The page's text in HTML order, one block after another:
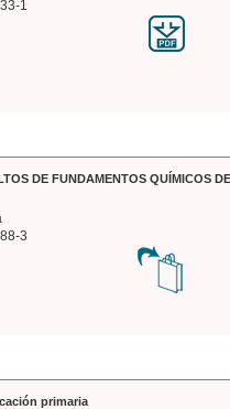
1
DE FUNDAMENTOS QUÍMICOS
3
primaria